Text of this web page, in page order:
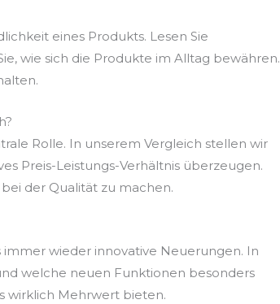
eines Produkts. Lesen Sie
wie sich die Produkte im Alltag bewähren.
Rolle. In unserem Vergleich stellen wir
Preis-Leistungs-Verhältnis überzeugen.
der Qualität zu machen.
wieder innovative Neuerungen. In
welche neuen Funktionen besonders
wirklich Mehrwert bieten.